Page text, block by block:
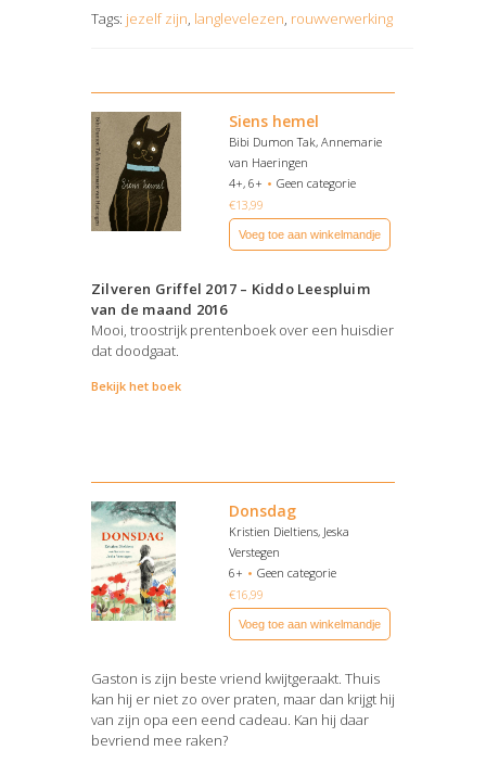
Tags: jezelf zijn, langlevelezen, rouwverwerking
Siens hemel
Bibi Dumon Tak, Annemarie
van Haeringen
4+, 6+
Geen categorie
€13,99
Voeg toe aan winkelmandje
Zilveren Griffel 2017 – Kiddo Leespluim
van de maand 2016
Mooi, troostrijk prentenboek over een huisdier
dat doodgaat.
Bekijk het boek
Donsdag
Kristien Dieltiens, Jeska
Verstegen
6+
Geen categorie
€16,99
Voeg toe aan winkelmandje
Gaston is zijn beste vriend kwijtgeraakt. Thuis
kan hij er niet zo over praten, maar dan krijgt hij
van zijn opa een eend cadeau. Kan hij daar
bevriend mee raken?